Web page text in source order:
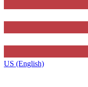
US (English)